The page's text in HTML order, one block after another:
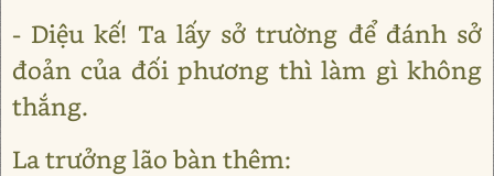
- Diệu kế! Ta lấy sở trường để đánh sở
đoản của đối phương thì làm gì không
thắng.
La trưởng lão bàn thêm: